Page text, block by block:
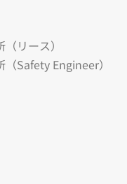
リース）
Safety Engineer）